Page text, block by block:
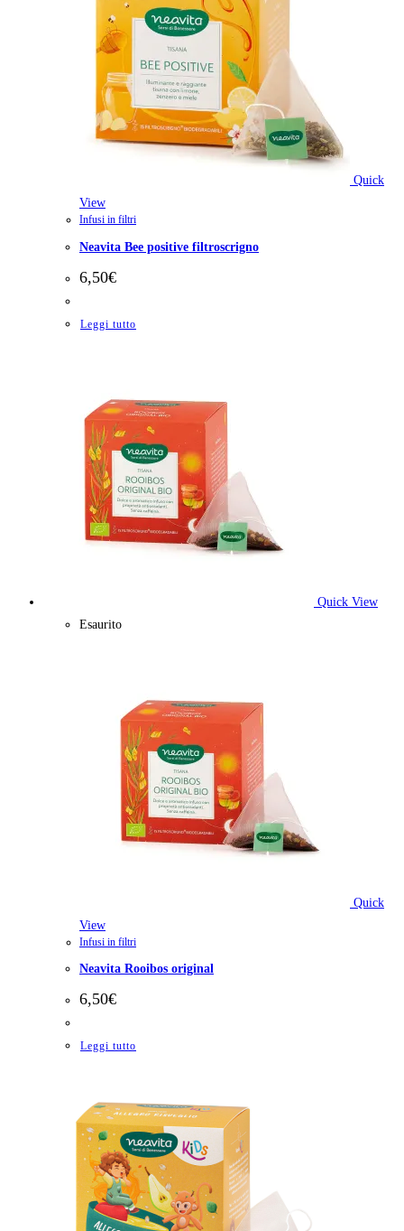
Quick
View
Infusi in filtri
Neavita Bee positive filtroscrigno
6,50€
Leggi tutto
Quick View
Esaurito
Quick
View
Infusi in filtri
Neavita Rooibos original
6,50€
Leggi tutto